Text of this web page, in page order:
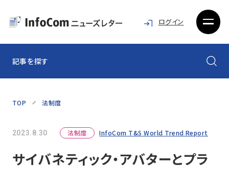
ログイン
記事を探す
TOP 法制度
2023.8.30 法制度 InfoCom T&S World Trend Report
サイバネティック・アバターとプラ